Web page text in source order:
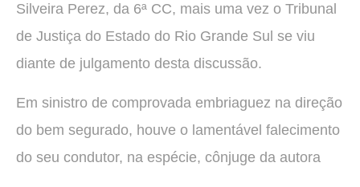
Silveira Perez, da 6ª CC, mais uma vez o Tribunal
de Justiça do Estado do Rio Grande Sul se viu
diante de julgamento desta discussão.
Em sinistro de comprovada embriaguez na direção
do bem segurado, houve o lamentável falecimento
do seu condutor, na espécie, cônjuge da autora